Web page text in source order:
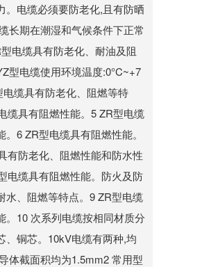
。电缆必须要防老化,且有防晒
长期在潮湿和气候条件下正常
电缆具有防老化、耐油及阻
型电缆使用环境温度:0°C~+7
电缆具有防老化、阻燃等特
缆具有阻燃性能。5 ZR型电缆
。6 ZR型电缆具有阻燃性能。
有防老化、阻燃性能和防水性
电缆具有阻燃性能。防火及防
水、阻燃等特点。9 ZR型电缆
。10 次系列电缆按相同材质分
、铜芯。10kV电缆有两种,均
体截面积均为1.5mm2 常用型